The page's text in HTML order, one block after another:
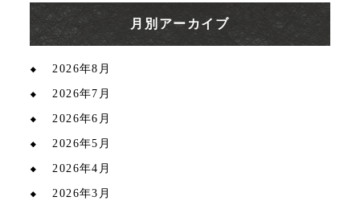
月別アーカイブ
2026年8月
2026年7月
2026年6月
2026年5月
2026年4月
2026年3月